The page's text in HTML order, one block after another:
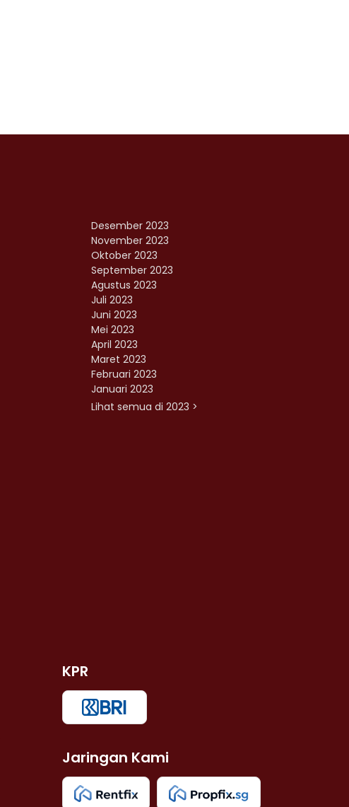
Desember 2023
November 2023
Oktober 2023
September 2023
Agustus 2023
Juli 2023
Juni 2023
Mei 2023
April 2023
Maret 2023
Februari 2023
Januari 2023
Lihat semua di 2023 >
KPR
Jaringan Kami